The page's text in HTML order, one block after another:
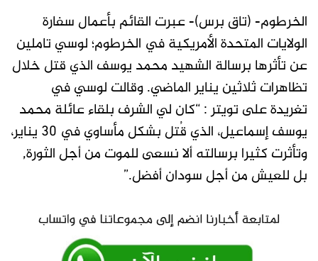
الخرطوم- (تاق برس)- عبرت القائم بأعمال سفارة
الولايات المتحدة الأمريكية في الخرطوم؛ لوسي تاملين
عن تأثرها برسالة الشهيد محمد يوسف الذي قتل خلال
تظاهرات ثلاثين يناير الماضي. وقالت لوسي في
تغريدة على تويتر : “كان لي الشرف بلقاء عائلة محمد
يوسف إسماعيل، الذي قُتل بشكل مأساوي في 30 يناير،
وتأثرت كثيرا برسالته ألا نسعى للموت من أجل الثورة,
بل للعيش من أجل سودان أفضل.”